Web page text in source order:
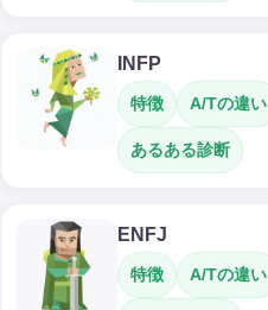
INFP
特徴 A/Tの違い
あるある診断
ENFJ
特徴 A/Tの違い